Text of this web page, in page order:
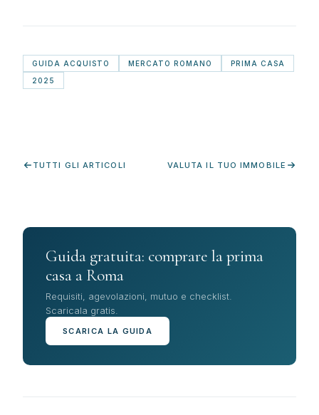
GUIDA ACQUISTO MERCATO ROMANO
PRIMA CASA
2025
TUTTI GLI ARTICOLI VALUTA IL TUO IMMOBILE
Guida gratuita: comprare la prima
casa a Roma
Requisiti, agevolazioni, mutuo e checklist.
Scaricala gratis.
SCARICA LA GUIDA